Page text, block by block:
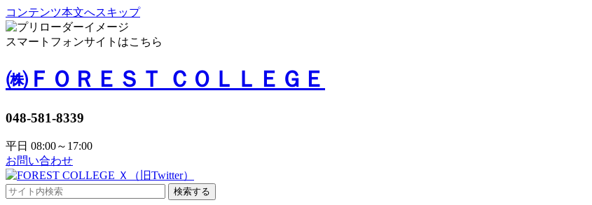
コンテンツ本文へスキップ
スマートフォンサイトはこちら
㈱ＦＯＲＥＳＴ ＣＯＬＬＥＧＥ
048-581-8339
平日 08:00～17:00
お問い合わせ
検索する